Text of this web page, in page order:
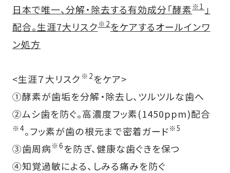
日本で唯一、分解・除去する有効成分「酵素※1 」
配合。生涯7大リスク※2をケアするオールインワ
ン処方
<生涯７大リスク ※2をケア>
①酵素が歯垢を分解・除去し、ツルツルな歯へ
②ムシ歯を防ぐ。高濃度フッ素(1450ppm)配合
※4。フッ素が歯の根元まで密着ガード※5
③歯周病 ※6を防ぎ、健康な歯ぐきを保つ
④知覚過敏による、しみる痛みを防ぐ